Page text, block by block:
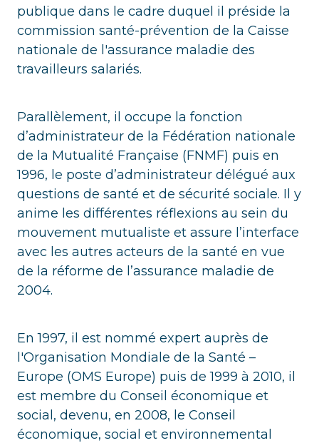
publique dans le cadre duquel il préside la
commission santé-prévention de la Caisse
nationale de l'assurance maladie des
travailleurs salariés.
Parallèlement, il occupe la fonction
d’administrateur de la Fédération nationale
de la Mutualité Française (FNMF) puis en
1996, le poste d’administrateur délégué aux
questions de santé et de sécurité sociale. Il y
anime les différentes réflexions au sein du
mouvement mutualiste et assure l’interface
avec les autres acteurs de la santé en vue
de la réforme de l’assurance maladie de
2004.
En 1997, il est nommé expert auprès de
l'Organisation Mondiale de la Santé –
Europe (OMS Europe) puis de 1999 à 2010, il
est membre du Conseil économique et
social, devenu, en 2008, le Conseil
économique, social et environnemental